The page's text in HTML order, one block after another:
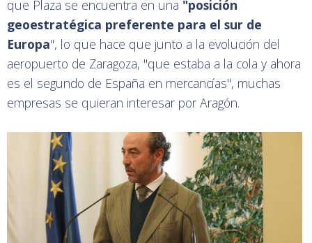
que Plaza se encuentra en una "posición
geoestratégica preferente para el sur de
Europa", lo que hace que junto a la evolución del
aeropuerto de Zaragoza, "que estaba a la cola y ahora
es el segundo de España en mercancías", muchas
empresas se quieran interesar por Aragón.